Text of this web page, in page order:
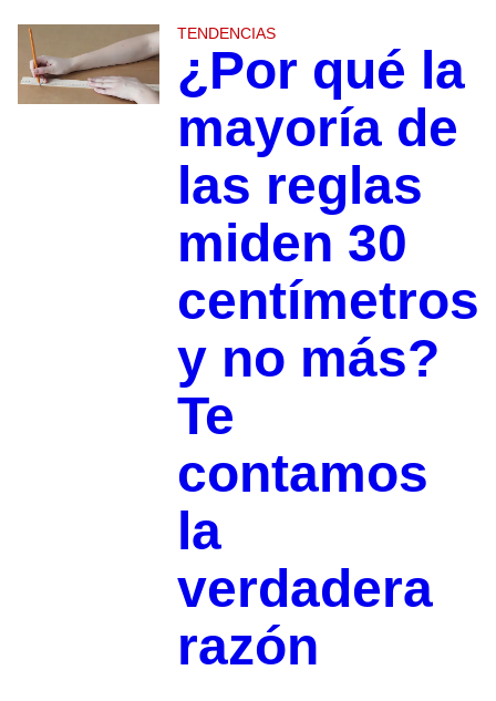
TENDENCIAS
¿Por qué la
mayoría de
las reglas
miden 30
centímetros
y no más?
Te
contamos
la
verdadera
razón